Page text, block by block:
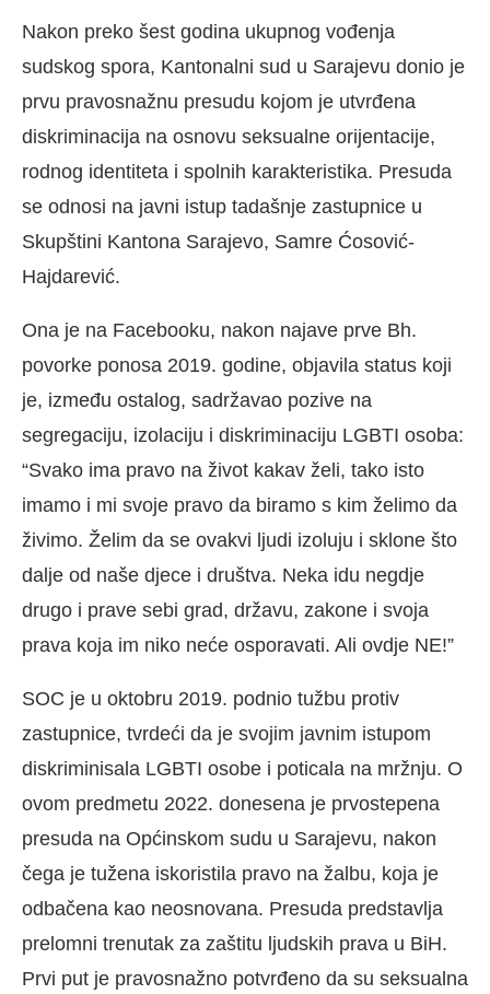
Nakon preko šest godina ukupnog vođenja
sudskog spora, Kantonalni sud u Sarajevu donio je
prvu pravosnažnu presudu kojom je utvrđena
diskriminacija na osnovu seksualne orijentacije,
rodnog identiteta i spolnih karakteristika. Presuda
se odnosi na javni istup tadašnje zastupnice u
Skupštini Kantona Sarajevo, Samre Ćosović-
Hajdarević.
Ona je na Facebooku, nakon najave prve Bh.
povorke ponosa 2019. godine, objavila status koji
je, između ostalog, sadržavao pozive na
segregaciju, izolaciju i diskriminaciju LGBTI osoba:
“Svako ima pravo na život kakav želi, tako isto
imamo i mi svoje pravo da biramo s kim želimo da
živimo. Želim da se ovakvi ljudi izoluju i sklone što
dalje od naše djece i društva. Neka idu negdje
drugo i prave sebi grad, državu, zakone i svoja
prava koja im niko neće osporavati. Ali ovdje NE!”
SOC je u oktobru 2019. podnio tužbu protiv
zastupnice, tvrdeći da je svojim javnim istupom
diskriminisala LGBTI osobe i poticala na mržnju. O
ovom predmetu 2022. donesena je prvostepena
presuda na Općinskom sudu u Sarajevu, nakon
čega je tužena iskoristila pravo na žalbu, koja je
odbačena kao neosnovana. Presuda predstavlja
prelomni trenutak za zaštitu ljudskih prava u BiH.
Prvi put je pravosnažno potvrđeno da su seksualna